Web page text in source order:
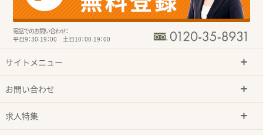
電話でのお問い合わせ：
平日9：30-19：00 土日10：00-19：00
サイトメニュー
お問い合わせ
求人特集